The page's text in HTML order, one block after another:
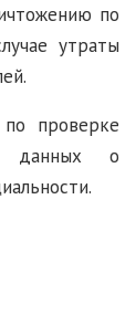
по
утраты
проверке
данных о